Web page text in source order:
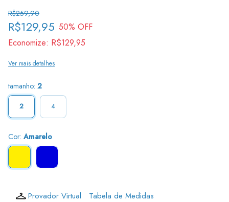
R$259,90
R$129,95 50% OFF
Economize: R$129,95
Ver mais detalhes
tamanho: 2
2 4
Cor: Amarelo
Provador Virtual Tabela de Medidas